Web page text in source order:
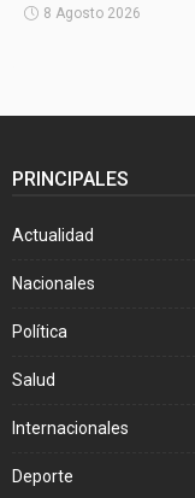
8 Agosto 2026
PRINCIPALES
Actualidad
Nacionales
Política
Salud
Internacionales
Deporte